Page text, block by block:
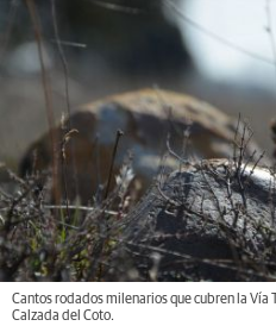
Cantos rodados milenarios que cubren la Vía
Calzada del Coto.